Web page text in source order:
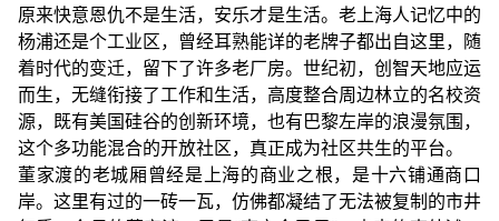
原来快意恩仇不是生活，安乐才是生活。老上海人记忆中的
杨浦还是个工业区，曾经耳熟能详的老牌子都出自这里，随
着时代的变迁，留下了许多老厂房。世纪初，创智天地应运
而生，无缝衔接了工作和生活，高度整合周边林立的名校资
源，既有美国硅谷的创新环境，也有巴黎左岸的浪漫氛围，
这个多功能混合的开放社区，真正成为社区共生的平台。
董家渡的老城厢曾经是上海的商业之根，是十六铺通商口
岸。这里有过的一砖一瓦，仿佛都凝结了无法被复制的市井